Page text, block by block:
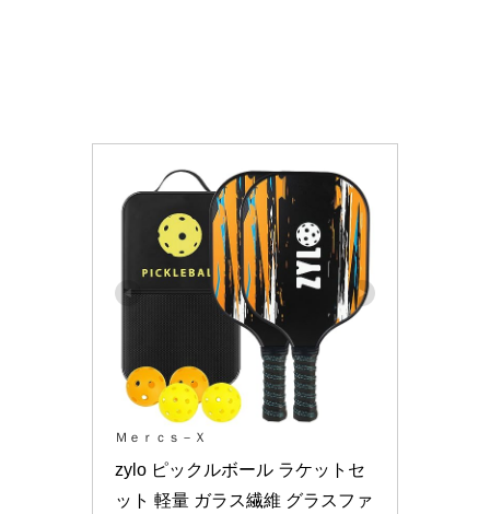
Ｍｅｒｃｓ－Ｘ
zylo ピックルボール ラケットセ
ット 軽量 ガラス繊維 グラスファ